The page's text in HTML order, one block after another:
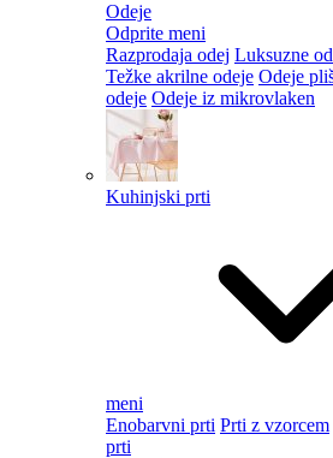
Odeje
Odprite meni
Razprodaja odej Luksuzne
Težke akrilne odeje Odeje
odeje Odeje iz mikrovlaken
Kuhinjski prti
meni
Enobarvni prti Prti z vzorcem
prti​